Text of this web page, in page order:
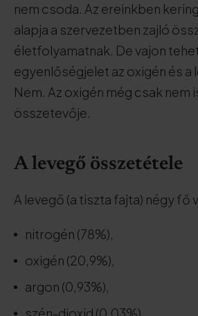
nem csoda. Az ereinkben
alapja a szervezetben zajló
életfolyamatnak. De vajon
egyenlőségjelet az oxigén és a
Nem. Az oxigén még csak nem
összetevője.
A levegő összetétele
A levegő (a tiszta fajta) négy fő
nitrogén (78%),
oxigén (20,9%),
argon (0,93%),